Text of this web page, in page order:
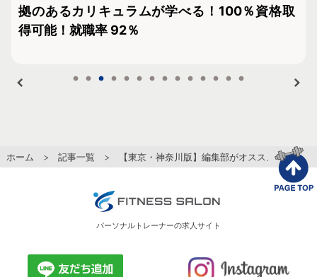
拠のあるカリキュラムが学べる！100％資格取
得可能！就職率 92％
ホーム > 記事一覧 > 【東京・神奈川版】編集部がオススメするパー
パーソナルトレーナーの求人サイト